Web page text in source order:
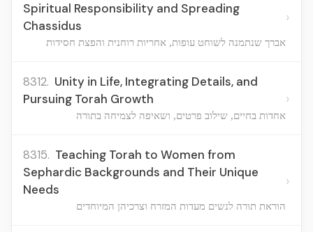
Spiritual Responsibility and Spreading
Chassidus
אברך שנתמנה לשוחט עופות, אחריות רוחנית והפצת חסידות
›
8312. Unity in Life, Integrating Details, and
Pursuing Torah Growth
אחדות בחיים, שילוב פרטים, ושאיפה לצמיחה בתורה
›
8315. Teaching Torah to Women from
Sephardic Backgrounds and Their Unique
Needs
הוראת תורה לנשים מעדות המזרח וצרכיהן המיוחדים
›